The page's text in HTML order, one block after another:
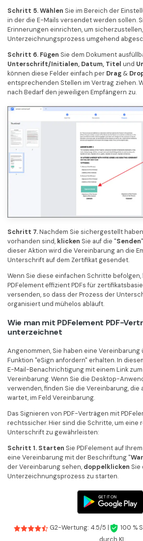
Schritt 5.Wählen Sie im Bereich der
in der die E-Mails versendet werden sollen.
Erinnerungen einrichten, um
Unterzeichnungsprozess umgehend
Schritt 6. Fügen Sie dem Dokument
Unterschrift/Initialen, Datum, Titel und
können diese Felder einfach per Drag &
entsprechenden Stellen im Vertrag ziehen.
nach Bedarf den jeweiligen Empfängern zu.
Schritt 7.Nachdem Sie sichergestellt
vorhanden sind, klicken Sie auf die "Senden"
dieser Aktion wird die Vereinbarung an die
Unterschrift auf dem Zertifikat gesendet.
Wenn Sie diese einfachen Schritte befolgen,
PDFelement effizient PDFs für
versenden, so dass der Prozess der
organisiert und mühelos abläuft.
Wie man mit PDFelement PDF-
unterzeichnet
Angenommen, Sie haben eine Vereinbarung
Funktion "eSign anfordern" erhalten. In
E-Mail-Benachrichtigung mit einem Link
Vereinbarung. Wenn Sie die Desktop-
verwenden, finden Sie die Vereinbarung,
wartet, im Feld Vereinbarung.
Das Signieren von PDF-Verträgen mit
rechtssicher. Hier sind die Schritte, um eine
Unterschrift zu gewährleisten:
Schritt 1. Starten Sie PDFelement auf
eine Vereinbarung mit der Beschriftung "
der Vereinbarung sehen, doppelklicken Sie
Unterzeichnungsprozess zu starten.
G2-Wertung: 4.5/5 | 100 %
durch KI